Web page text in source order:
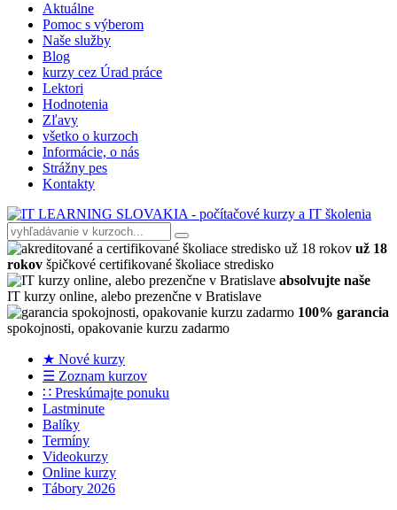
Aktuálne
Pomoc s výberom
Naše služby
Blog
kurzy cez Úrad práce
Lektori
Hodnotenia
Zľavy
všetko o kurzoch
Informácie, o nás
Strážny pes
Kontakty
už 18
rokov špičkové certifikované školiace stredisko
absolvujte naše
IT kurzy online, alebo prezenčne v Bratislave
100% garancia
spokojnosti, opakovanie kurzu zadarmo
★ Nové kurzy
☰ Zoznam kurzov
∷ Preskúmajte ponuku
Lastminute
Balíky
Termíny
Videokurzy
Online kurzy
Tábory 2026